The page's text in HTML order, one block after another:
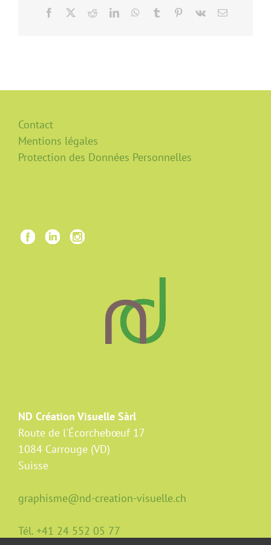
Facebook RedditLinkedInWhatsApp
Tumblr Pinterest
Vk Email
Contact
Mentions légales
Protection des Données Personnelles
ND Création Visuelle Sàrl
Route de l'Écorchebœuf 17
1084 Carrouge (VD)
Suisse
graphisme@nd-creation-visuelle.ch
Tél. +41 24 552 05 77